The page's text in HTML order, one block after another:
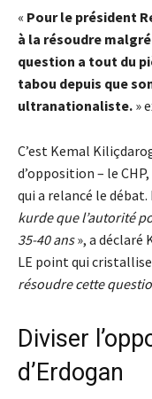
« Pour le président
à la résoudre
question a tout du
tabou depuis que
ultranationaliste. »
C’est Kemal
d’opposition – le
qui a relancé le débat.
kurde que l’autorité
35-40 ans», a déclaré
LE point qui
résoudre cette
Diviser
d’Erdogan